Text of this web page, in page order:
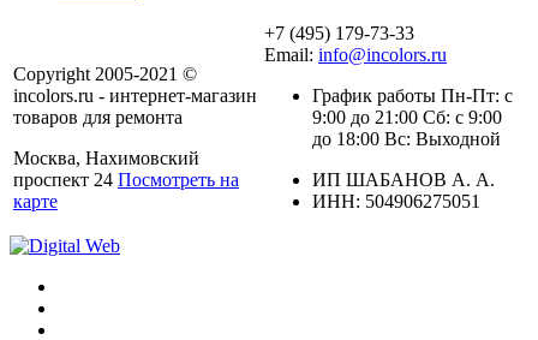
Copyright 2005-2021 ©
incolors.ru - интернет-магазин
товаров для ремонта
Москва, Нахимовский
проспект 24 Посмотреть на
карте
+7 (495) 179-73-33
Email: info@incolors.ru
График работы Пн-Пт: с
9:00 до 21:00 Сб: с 9:00
до 18:00 Вс: Выходной
ИП ШАБАНОВ А. А.
ИНН: 504906275051